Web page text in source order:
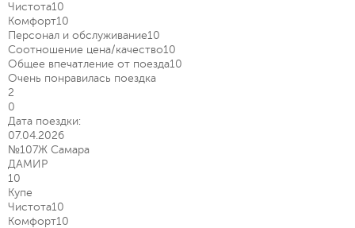
Чистота10
Комфорт10
Персонал и обслуживание10
Соотношение цена/качество10
Общее впечатление от поезда10
Очень понравилась поездка
2
0
Дата поездки:
07.04.2026
№107Ж Самара
ДАМИР
10
Купе
Чистота10
Комфорт10